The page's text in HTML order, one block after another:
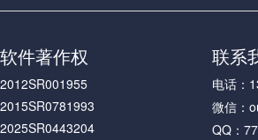
软件著作权
2012SR001955
2015SR0781993
2025SR0443204
联系
电话：
微信：
QQ：